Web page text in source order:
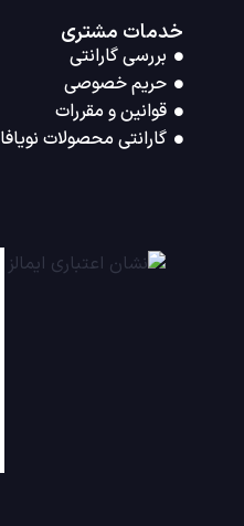
خدمات مشتری
بررسی گارانتی
حریم خصوصی
قوانین و مقررات
گارانتی محصولات نویافا